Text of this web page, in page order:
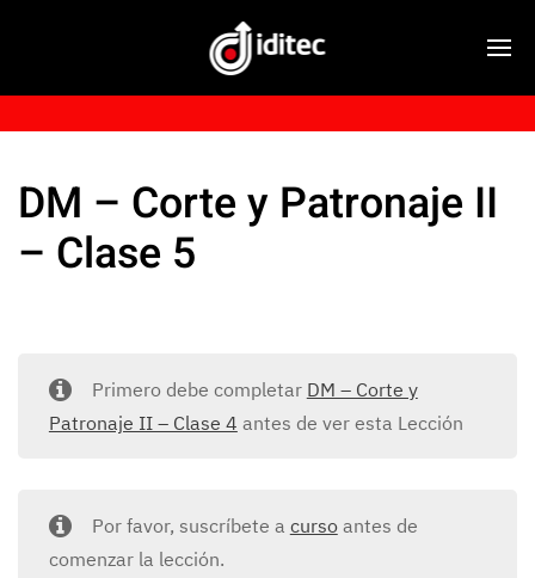
DM – Corte y Patronaje II
– Clase 5
Primero debe completar DM – Corte y
Patronaje II – Clase 4 antes de ver esta Lección
Por favor, suscríbete a cursoantes de
comenzar la lección.